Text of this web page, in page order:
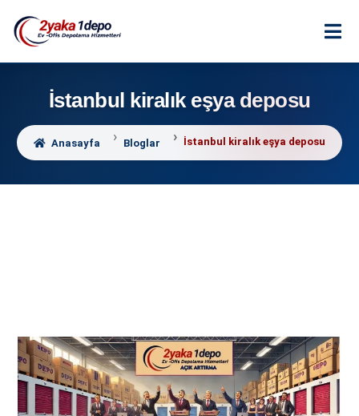
İstanbul kiralık eşya deposu
Anasayfa Bloglar İstanbul kiralık eşya deposu